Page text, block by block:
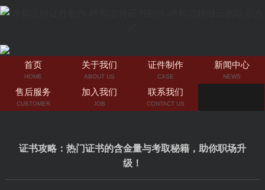
首页
HOME
关于我们
ABOUT US
证件制作
CASE
新闻中心
NEWS
售后服务
CUSTOMER
加入我们
JOB
联系我们
CONTACT US
证书攻略：热门证书的含金量与考取秘籍，助你职场升
级！